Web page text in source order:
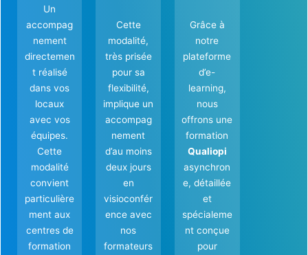
Un
accompag
nement
directemen
t réalisé
dans vos
locaux
avec vos
équipes.
Cette
modalité
convient
particulière
ment aux
centres de
formation
Cette
modalité,
très prisée
pour sa
flexibilité,
implique un
accompag
nement
d’au moins
deux jours
en
visioconfér
ence avec
nos
formateurs
Grâce à
notre
plateforme
d’e-
learning,
nous
offrons une
formation
Qualiopi
asynchron
e, détaillée
et
spécialeme
nt conçue
pour